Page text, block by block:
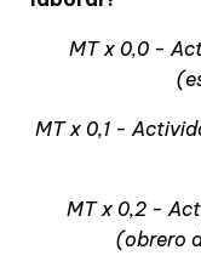
MT x 0,0 -
MT x 0,1 -
MT x 0,2 -
(obrero